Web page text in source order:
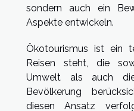
sondern auch ein
Aspekte entwickeln.
Ökotourismus ist ein
Reisen steht, die
Umwelt als auch
Bevölkerung
diesen Ansatz